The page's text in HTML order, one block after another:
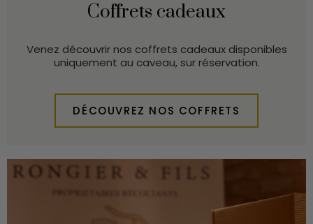
Coffrets cadeaux
Venez découvrir nos coffrets cadeaux disponibles
uniquement au caveau, sur réservation.
DÉCOUVREZ NOS COFFRETS